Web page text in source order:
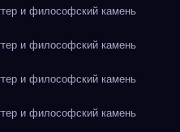
и философский камень
и философский камень
и философский камень
и философский камень